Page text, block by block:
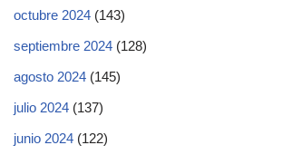
octubre 2024 (143)
septiembre 2024 (128)
agosto 2024 (145)
julio 2024 (137)
junio 2024 (122)